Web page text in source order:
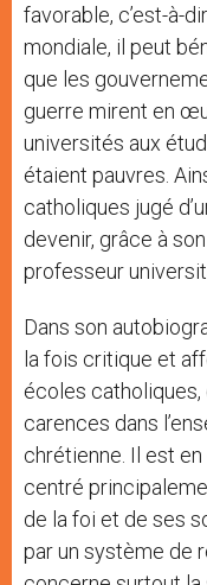
favorable, c’est-à-
mondiale, il peut
que les
guerre mirent en
universités aux
étaient pauvres.
catholiques jugé
devenir, grâce à
professeur
Dans son
la fois critique et
écoles
carences dans
chrétienne. Il est
centré
de la foi et de ses
par un système de